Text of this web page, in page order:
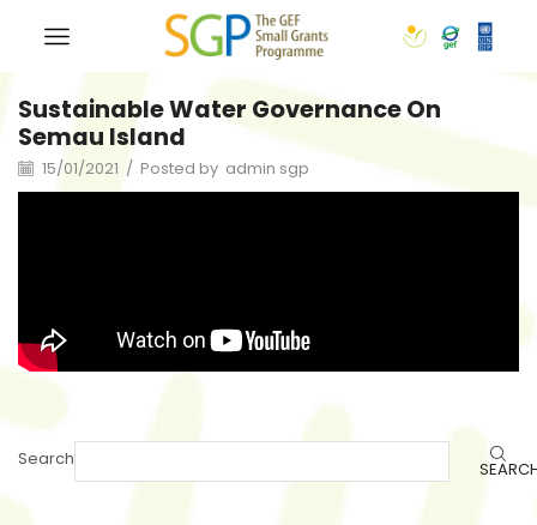
Sustainable Water Governance On
Semau Island
15/01/2021 / Posted by admin sgp
Search